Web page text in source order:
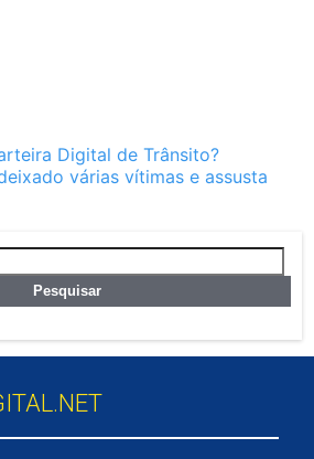
Digital de Trânsito?
várias vítimas e assusta